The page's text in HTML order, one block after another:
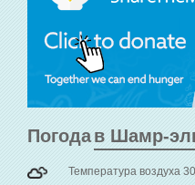
Погода
Температура воздуха 30